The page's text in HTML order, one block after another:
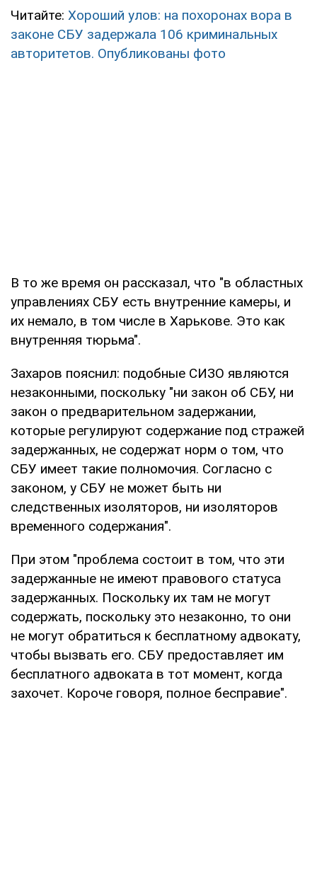
Читайте: Хороший улов: на похоронах вора в
законе СБУ задержала 106 криминальных
авторитетов. Опубликованы фото
В то же время он рассказал, что "в областных
управлениях СБУ есть внутренние камеры, и
их немало, в том числе в Харькове. Это как
внутренняя тюрьма".
Захаров пояснил: подобные СИЗО являются
незаконными, поскольку "ни закон об СБУ, ни
закон о предварительном задержании,
которые регулируют содержание под стражей
задержанных, не содержат норм о том, что
СБУ имеет такие полномочия. Согласно с
законом, у СБУ не может быть ни
следственных изоляторов, ни изоляторов
временного содержания".
При этом "проблема состоит в том, что эти
задержанные не имеют правового статуса
задержанных. Поскольку их там не могут
содержать, поскольку это незаконно, то они
не могут обратиться к бесплатному адвокату,
чтобы вызвать его. СБУ предоставляет им
бесплатного адвоката в тот момент, когда
захочет. Короче говоря, полное бесправие".